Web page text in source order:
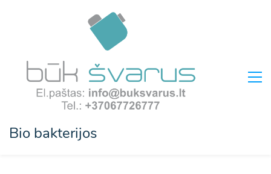
Bio bakterijos